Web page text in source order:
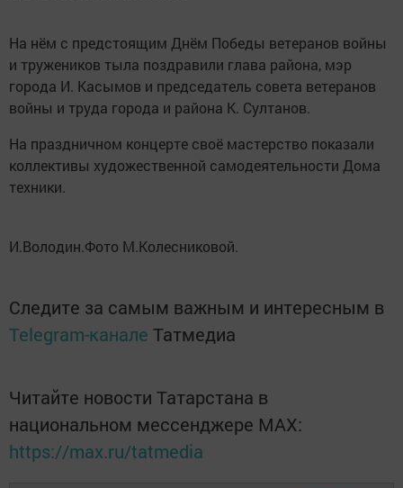
На нём с предстоящим Днём Победы ветеранов войны
и тружеников тыла поздравили глава района, мэр
города И. Касымов и председатель совета ветеранов
войны и труда города и района К. Султанов.
На праздничном концерте своё мастерство показали
коллективы художественной самодеятельности Дома
техники.
И.Володин.Фото М.Колесниковой.
Следите за самым важным и интересным в
Telegram-канале Татмедиа
Читайте новости Татарстана в
национальном мессенджере MАХ:
https://max.ru/tatmedia